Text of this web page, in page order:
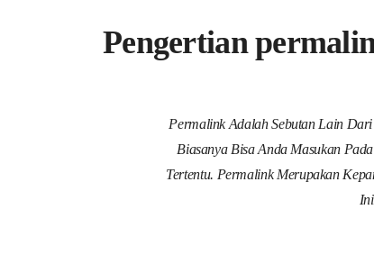
Pengertian
Permalink Adalah Sebutan Lain
Biasanya Bisa Anda Masukan
Tertentu. Permalink Merupakan